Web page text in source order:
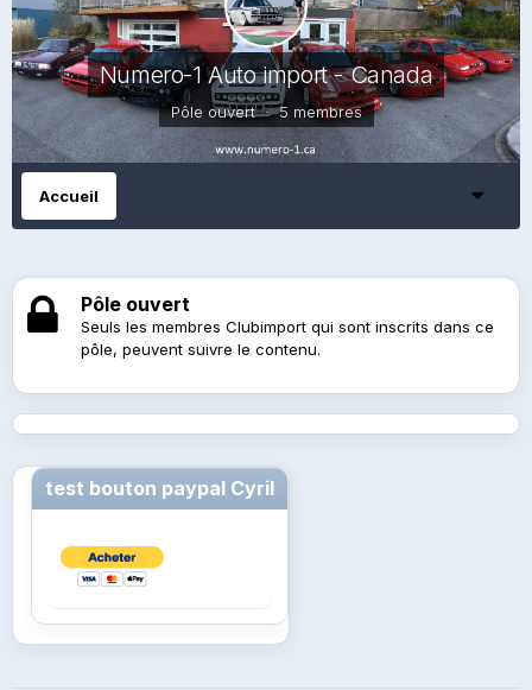
Numero-1 Auto import - Canada
Pôle ouvert · 5 membres
Accueil
Pôle ouvert
Seuls les membres Clubimport qui sont inscrits dans ce
pôle, peuvent suivre le contenu.
test bouton paypal Cyril